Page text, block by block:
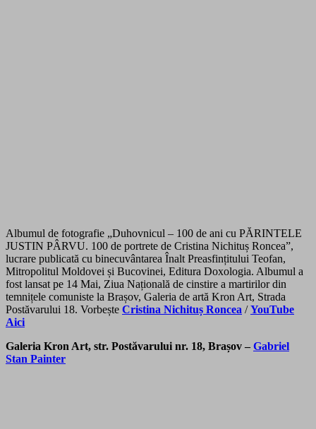
Albumul de fotografie „Duhovnicul – 100 de ani cu PĂRINTELE
JUSTIN PÂRVU. 100 de portrete de Cristina Nichituș Roncea”,
lucrare publicată cu binecuvântarea Înalt Preasfințitului Teofan,
Mitropolitul Moldovei și Bucovinei, Editura Doxologia. Albumul a
fost lansat pe 14 Mai, Ziua Națională de cinstire a martirilor din
temnițele comuniste la Brașov, Galeria de artă Kron Art, Strada
Postăvarului 18. Vorbește Cristina Nichituș Roncea /YouTube
Aici
Galeria Kron Art, str. Postăvarului nr. 18, Brașov – Gabriel
Stan Painter